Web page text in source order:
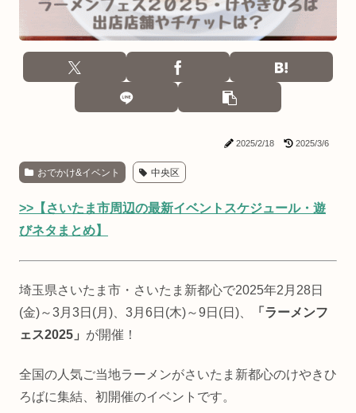
2025/2/18 2025/3/6
おでかけ&イベント 中央区
>>【さいたま市周辺の最新イベントスケジュール・遊
びネタまとめ】
埼玉県さいたま市・さいたま新都心で2025年2月28日
(金)～3月3日(月)、3月6日(木)～9日(日)、
「ラーメンフ
ェス2025」 が開催！
全国の人気ご当地ラーメンがさいたま新都心のけやきひ
ろばに集結、初開催のイベントです。